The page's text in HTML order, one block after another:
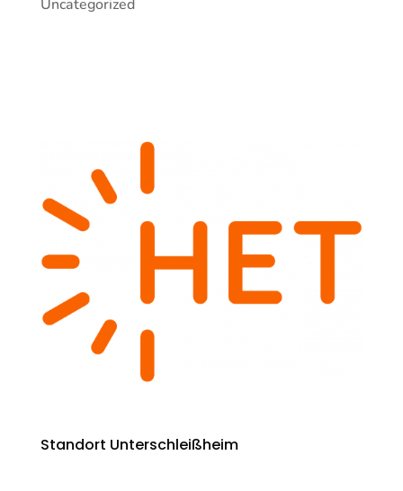
Uncategorized
Standort Unterschleißheim